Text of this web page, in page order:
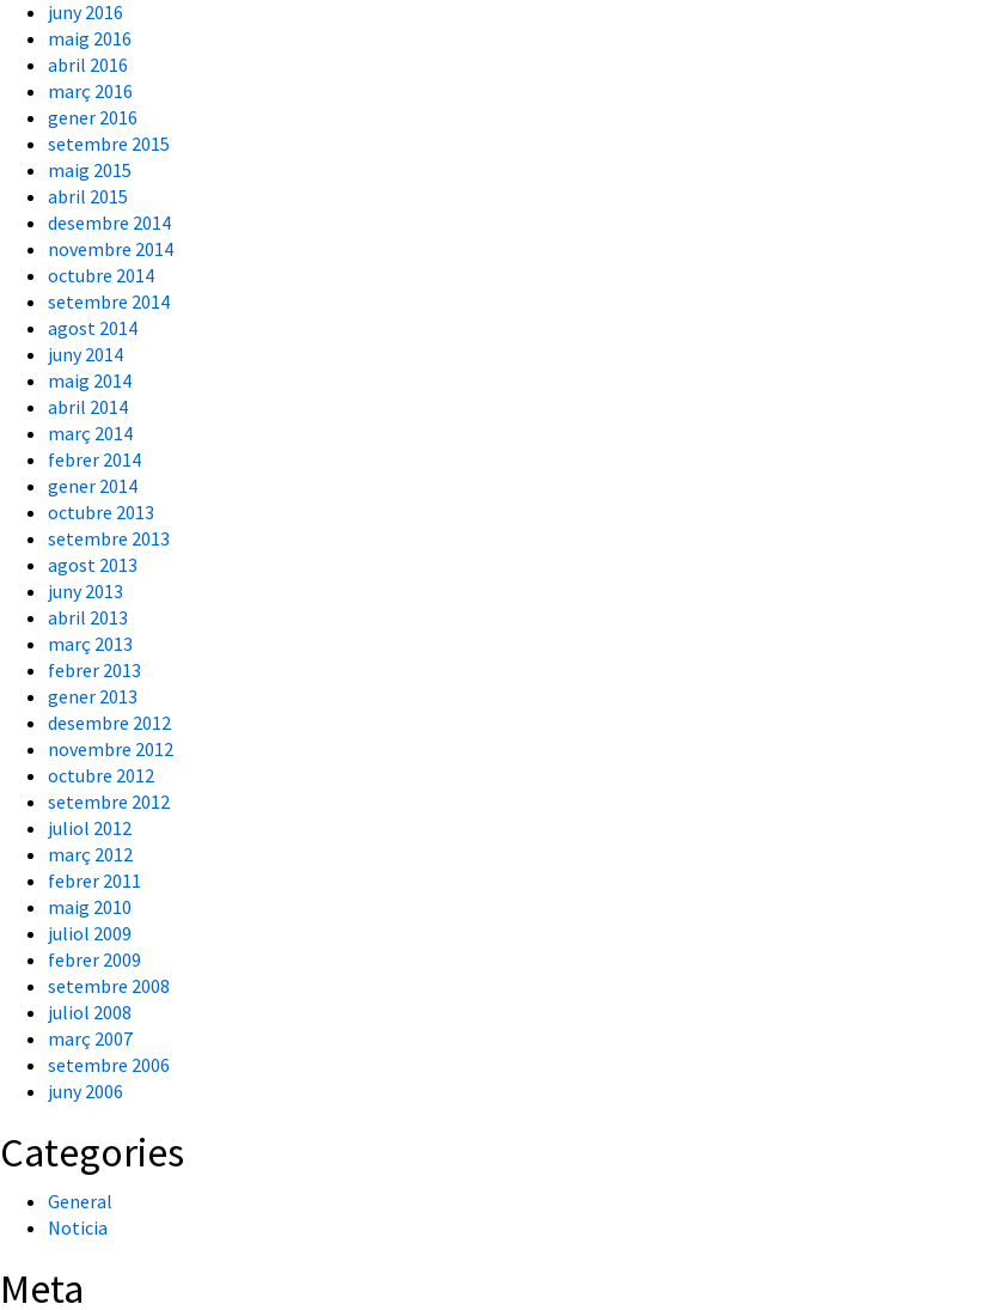
juny 2016
maig 2016
abril 2016
març 2016
gener 2016
setembre 2015
maig 2015
abril 2015
desembre 2014
novembre 2014
octubre 2014
setembre 2014
agost 2014
juny 2014
maig 2014
abril 2014
març 2014
febrer 2014
gener 2014
octubre 2013
setembre 2013
agost 2013
juny 2013
abril 2013
març 2013
febrer 2013
gener 2013
desembre 2012
novembre 2012
octubre 2012
setembre 2012
juliol 2012
març 2012
febrer 2011
maig 2010
juliol 2009
febrer 2009
setembre 2008
juliol 2008
març 2007
setembre 2006
juny 2006
Categories
General
Noticia
Meta